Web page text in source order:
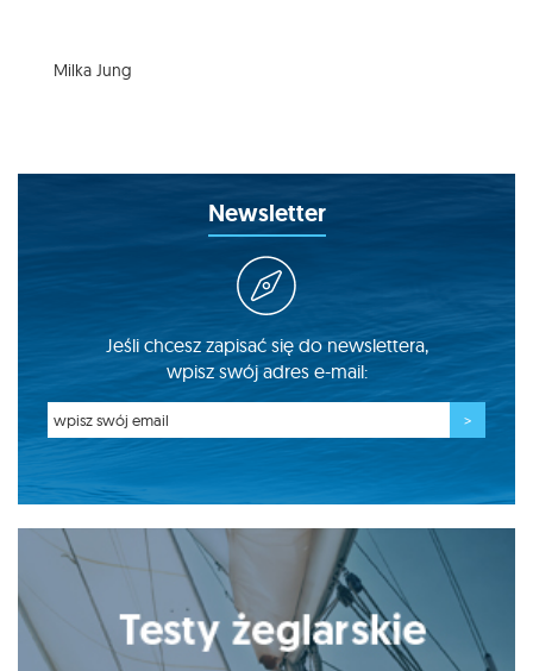
Milka Jung
Newsletter
Jeśli chcesz zapisać się do newslettera,
wpisz swój adres e-mail: